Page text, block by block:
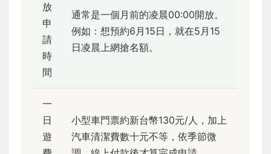
放
申
請
時
間
通常是一個月前的凌晨00:00開放。
例如：想預約6月15日，就在5月15
日凌晨上網搶名額。
一
日
遊
小型車門票約新台幣130元/人，加上
汽車清潔費數十元不等，依季節微